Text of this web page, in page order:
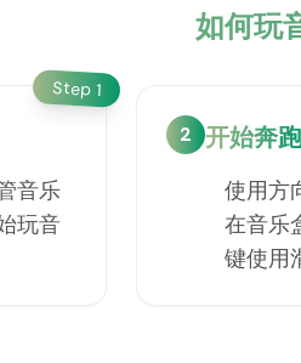
如何玩
Step 1
音乐
玩音
2 开始奔跑
使用方
在音乐
键使用